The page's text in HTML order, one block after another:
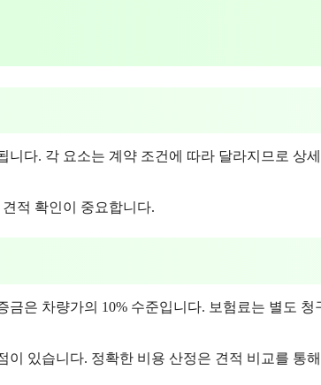
다. 각 요소는 계약 조건에 따라 달라지므로 상
적 확인이 중요합니다.
은 차량가의 10% 수준입니다. 보험료는 별도 청
있습니다. 정확한 비용 산정은 견적 비교를 통